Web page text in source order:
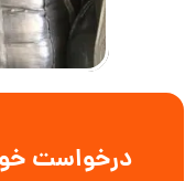
درخواست